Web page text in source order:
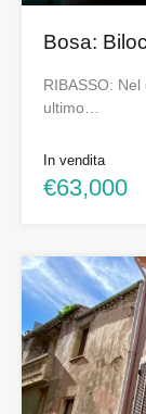
Bosa:
RIBASSO:
ultimo…
In vendita
€63,000